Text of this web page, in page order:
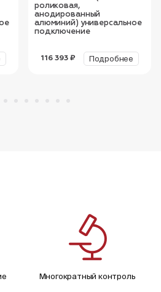
роликовая,
анодированный
алюминий) универсальное
подключение
116 393 ₽ Подробнее
Многократный контроль